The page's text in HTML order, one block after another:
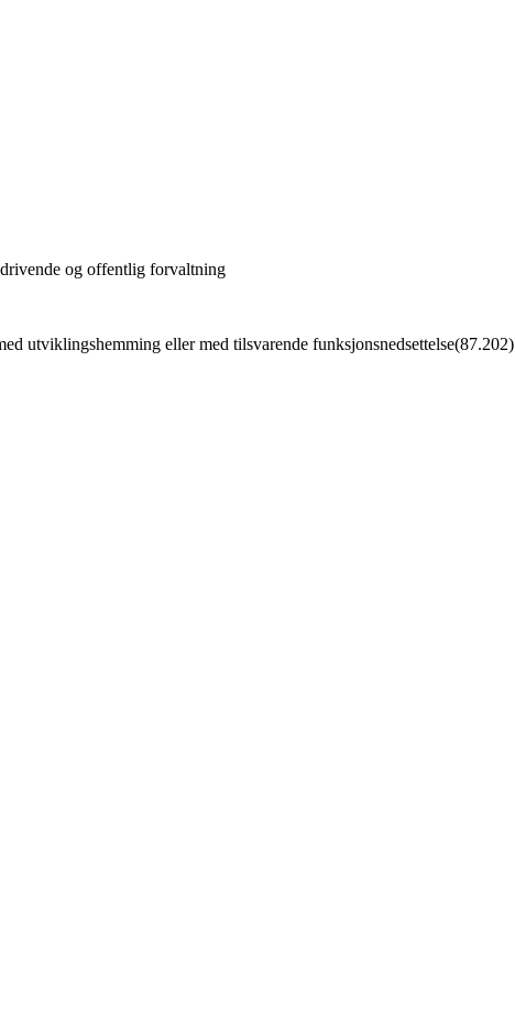
og offentlig forvaltning
utviklingshemming eller med tilsvarende funksjonsnedsettelse(87.202)